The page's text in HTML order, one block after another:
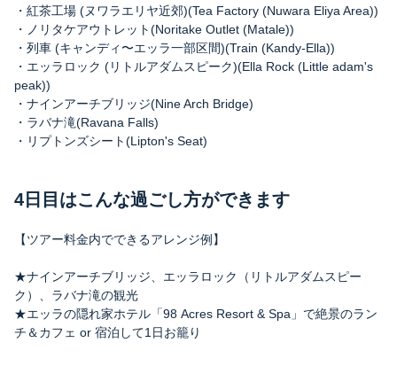
・紅茶工場 (ヌワラエリヤ近郊)(Tea Factory (Nuwara Eliya Area))
・ノリタケアウトレット(Noritake Outlet (Matale))
・列車 (キャンディ〜エッラ一部区間)(Train (Kandy-Ella))
・エッラロック (リトルアダムスピーク)(Ella Rock (Little adam's
peak))
・ナインアーチブリッジ(Nine Arch Bridge)
・ラバナ滝(Ravana Falls)
・リプトンズシート(Lipton's Seat)
4日目はこんな過ごし方ができます
【ツアー料金内でできるアレンジ例】
★ナインアーチブリッジ、エッラロック（リトルアダムスピー
ク）、ラバナ滝の観光
★エッラの隠れ家ホテル「98 Acres Resort & Spa」で絶景のラン
チ＆カフェ or 宿泊して1日お籠り